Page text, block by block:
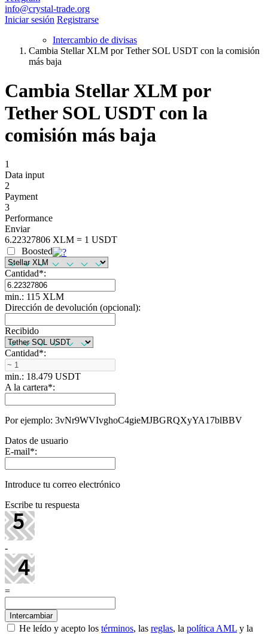
info@crystal-trade.org
Iniciar sesión Registrarse
Intercambio de divisas
Cambia Stellar XLM por Tether SOL USDT con la comisión
más baja
Cambia Stellar XLM por
Tether SOL USDT con la
comisión más baja
1
Data input
2
Payment
3
Performance
Enviar
6.22327806 XLM = 1 USDT
Boosted
Cantidad*:
min.: 115 XLM
Dirección de devolución (opcional):
Recibido
Cantidad*:
min.: 18.479 USDT
A la cartera*:
Por ejemplo: 3vNr9WVIvghoC4gieMJBGRQXyYA17blBBV
Datos de usuario
E-mail*:
Introduce tu correo electrónico
Escribe tu respuesta
-
=
He leído y acepto los términos, las reglas, la política AML y la